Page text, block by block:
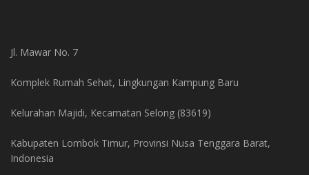
Jl. Mawar No. 7
Komplek Rumah Sehat, Lingkungan Kampung Baru
Kelurahan Majidi, Kecamatan Selong (83619)
Kabupaten Lombok Timur, Provinsi Nusa Tenggara Barat,
Indonesia